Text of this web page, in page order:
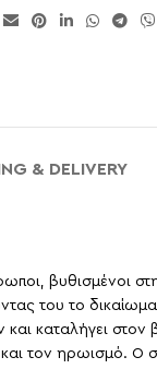
& DELIVERY
βυθισμένοι
του το
καταλήγει
τον ηρωισμό. Ο